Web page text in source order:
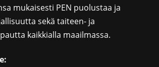
mukaisesti PEN puolustaa ja
sekä taiteen- ja
kaikkialla maailmassa.